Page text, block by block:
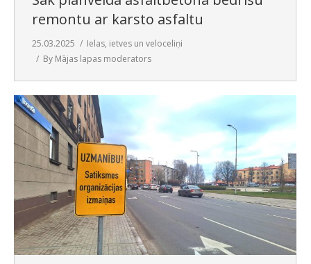
remontu ar karsto asfaltu
25.03.2025
Ielas, ietves un veloceliņi
By Mājas lapas moderators